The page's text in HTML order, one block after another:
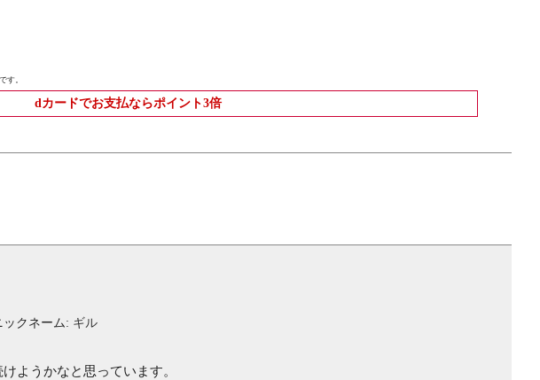
す。
dカードでお支払ならポイント3倍
ックネーム: ギル
ようかなと思っています。